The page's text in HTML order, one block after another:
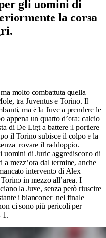
gli uomini di
la corsa
molto combattuta quella
tra Juventus e Torino. Il
ma è la Juve a prendere le
appena un quarto d’ora: calcio
di De Ligt a battere il portiere
il Torino subisce il colpo e la
trovare il raddoppio.
uomini di Juric aggrediscono di
mezz’ora dal termine, anche
intervento di Alex
in mezzo all’area. I
la Juve, senza però riuscire
i bianconeri nel finale
ci sono più pericoli per
1.